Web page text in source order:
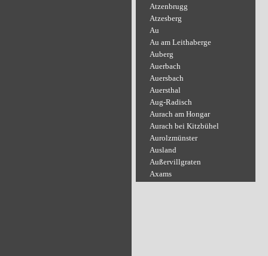
Atzenbrugg
Atzesberg
Au
Au am Leithaberge
Auberg
Auerbach
Auersbach
Auersthal
Aug-Radisch
Aurach am Hongar
Aurach bei Kitzbühel
Aurolzmünster
Ausland
Außervillgraten
Axams